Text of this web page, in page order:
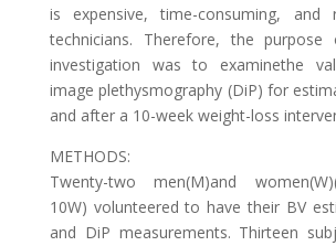
is expensive, time-consuming, and
technicians. Therefore, the
investigation was to examinethe
image plethysmography (DiP) for
and after a 10-week weight-loss
METHODS:
Twenty-two men(M)and
10W) volunteered to have their BV
and DiP measurements. Thirteen